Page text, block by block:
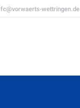
fc@vorwaerts-wettringen.de